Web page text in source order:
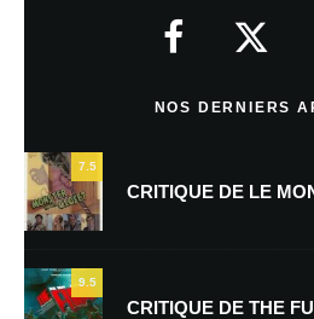
NOS DERNIERS
7.5
CRITIQUE DE LE
9.5
CRITIQUE DE THE